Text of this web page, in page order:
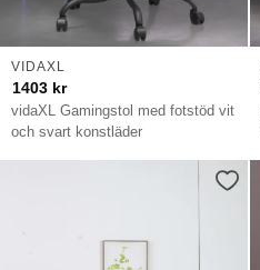
vidaXL Gamingstol med fotstöd vit
och svart konstläder
VIDAXL
1403 kr